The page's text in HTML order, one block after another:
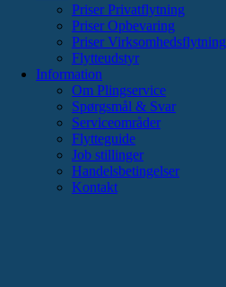
Priser Privatflytning
Priser Opbevaring
Priser Virksomhedsflytning
Flytteudstyr
Information
Om Plingservice
Spørgsmål & Svar
Serviceområder
Flytteguide
Job stillinger
Handelsbetingelser
Kontakt